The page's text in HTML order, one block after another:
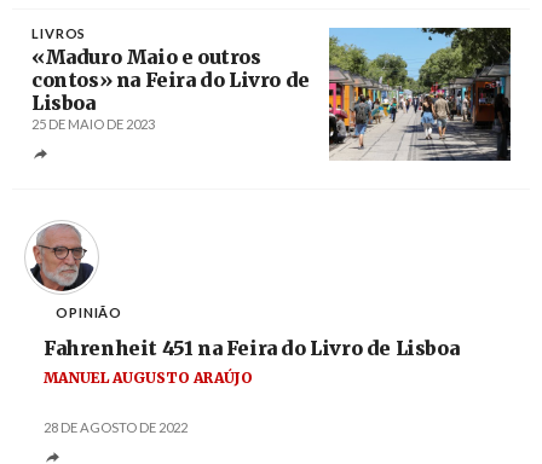
LIVROS
«Maduro Maio e outros
contos» na Feira do Livro de
Lisboa
25 DE MAIO DE 2023
OPINIÃO
Fahrenheit 451 na Feira do Livro de Lisboa
MANUEL AUGUSTO ARAÚJO
28 DE AGOSTO DE 2022